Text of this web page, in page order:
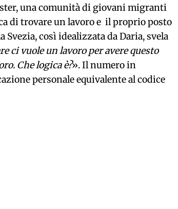
una comunità di giovani migranti
di trovare un lavoro e il proprio posto
così idealizzata da Daria, svela
ci vuole un lavoro per avere questo
Che logica è?». Il numero in
personale equivalente al codice